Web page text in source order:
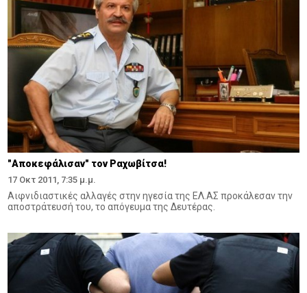
"Αποκεφάλισαν" τον Ραχωβίτσα!
17 Οκτ 2011, 7:35 μ.μ.
Αιφνιδιαστικές αλλαγές στην ηγεσία της ΕΛ.ΑΣ προκάλεσαν την
αποστράτευσή του, το απόγευμα της Δευτέρας.